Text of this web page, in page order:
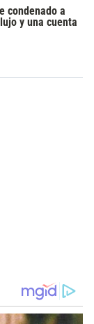
condenado a
y una cuenta